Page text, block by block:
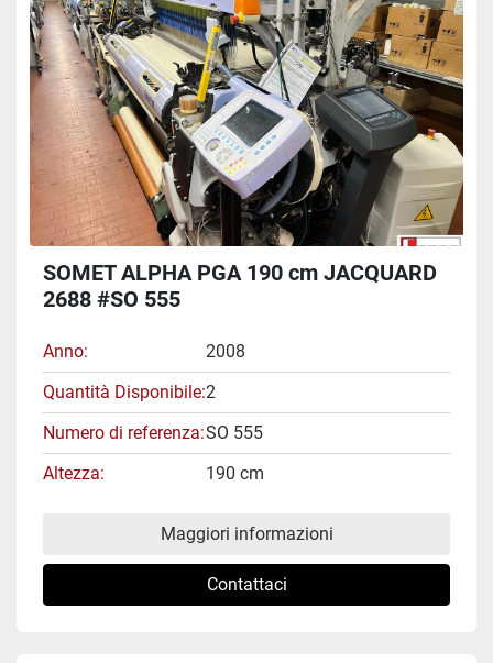
SOMET ALPHA PGA 190 cm JACQUARD
2688 #SO 555
Anno
2008
Quantità Disponibile 2
Numero di referenza SO 555
Altezza
190 cm
Maggiori informazioni
Contattaci